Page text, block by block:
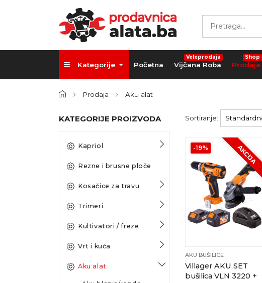
Kategorije Početna Vijčana Roba
Veleprodaja
Prodaja
Shop
Prodaja Aku alat
KATEGORIJE PROIZVODA
Kapriol
Rezne i brusne ploče
Kosačice za travu
Trimeri
Kultivatori / freze
Vrt i kuća
Aku alat
Sortiranje:
-19% AKCIJA
AKU BUŠILICE
Villager AKU SET
bušilica VLN 3220 +